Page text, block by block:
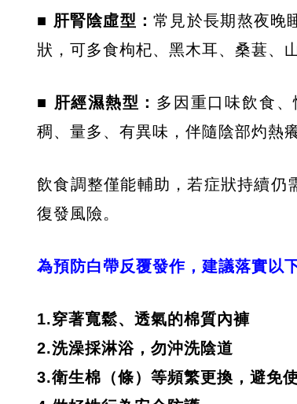
■ 肝腎陰虛型：常見於長期熬夜晚
狀，可多食枸杞、黑木耳、桑葚、
■ 肝經濕熱型： 多因重口味飲食
稠、量多、有異味，伴隨陰部灼熱
飲食調整僅能輔助，若症狀持續仍
復發風險。
為預防白帶反覆發作，建議落實以
1.穿著寬鬆、透氣的棉質內褲
2.洗澡採淋浴，勿沖洗陰道
3.衛生棉（條）等頻繁更換，避免